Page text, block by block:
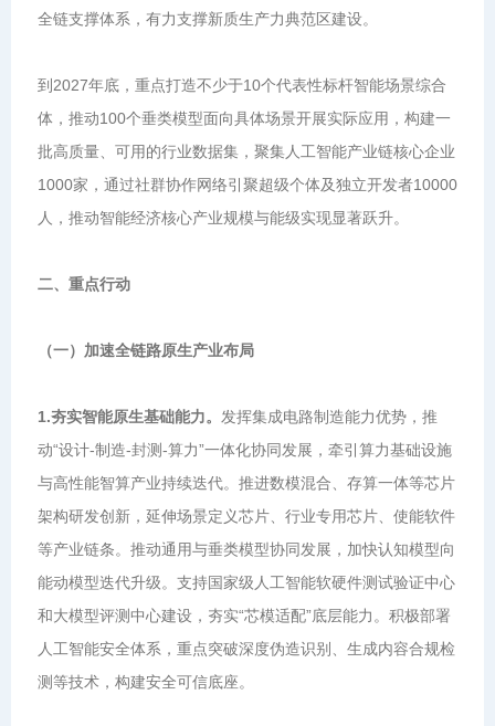
全链支撑体系，有力支撑新质生产力典范区建设。
到2027年底，重点打造不少于10个代表性标杆智能场景综合
体，推动100个垂类模型面向具体场景开展实际应用，构建一
批高质量、可用的行业数据集，聚集人工智能产业链核心企业
1000家，通过社群协作网络引聚超级个体及独立开发者10000
人，推动智能经济核心产业规模与能级实现显著跃升。
二、重点行动
（一）加速全链路原生产业布局
1.夯实智能原生基础能力。 发挥集成电路制造能力优势，推
动“设计-制造-封测-算力”一体化协同发展，牵引算力基础设施
与高性能智算产业持续迭代。推进数模混合、存算一体等芯片
架构研发创新，延伸场景定义芯片、行业专用芯片、使能软件
等产业链条。推动通用与垂类模型协同发展，加快认知模型向
能动模型迭代升级。支持国家级人工智能软硬件测试验证中心
和大模型评测中心建设，夯实“芯模适配”底层能力。积极部署
人工智能安全体系，重点突破深度伪造识别、生成内容合规检
测等技术，构建安全可信底座。